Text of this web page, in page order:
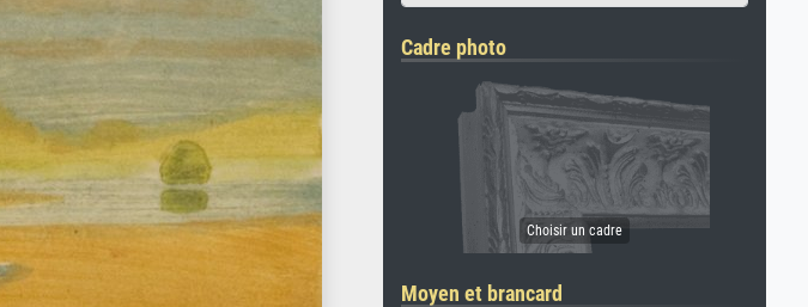
Cadre photo
Moyen et brancard